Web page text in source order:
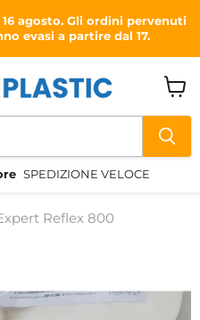
agosto. Gli ordini pervenuti
evasi a partire dal 17.
SPEDIZIONE VELOCE
il
Reflex 800